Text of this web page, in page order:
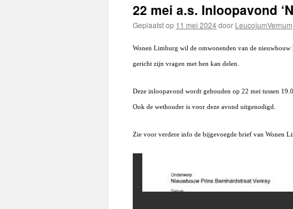
22 mei a.s. Inloopavond
Geplaatst op 11 mei 2024door LeucojumVernum
Wonen Limburg wil de omwonenden van de
gericht zijn vragen met hen kan delen.
Deze inloopavond wordt gehouden op 22 mei tussen
Ook de wethouder is voor deze avond uitgenodigd.
Zie voor verdere info de bijgevoegde brief van Wonen